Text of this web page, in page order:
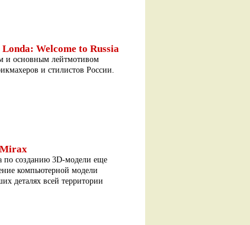
Welcome to Russia
и основным лейтмотивом
и стилистов России.
по созданию 3D-модели еще
компьютерной модели
деталях всей территории